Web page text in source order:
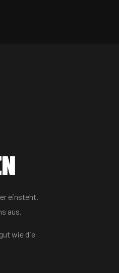
einsteht.
aus.
wie die